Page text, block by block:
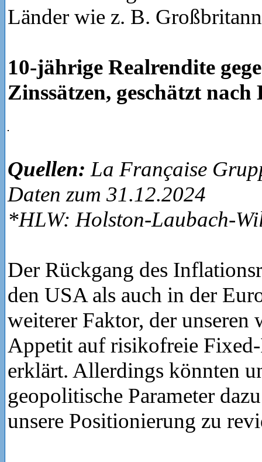
Länder wie z. B.
10-jährige Realrendite
Zinssätzen, geschätzt
Quellen: La Française
Daten zum 31.12.2024
*HLW: Holston-Laubach-
Der Rückgang des
den USA als auch in der
weiterer Faktor, der unseren
Appetit auf risikofreie
erklärt. Allerdings könnten
geopolitische Parameter
unsere Positionierung zu